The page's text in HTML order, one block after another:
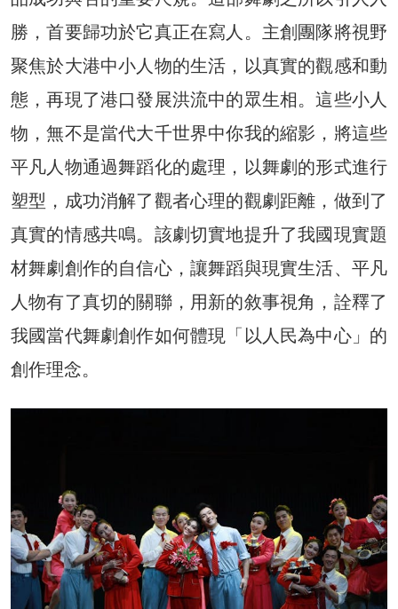
勝，首要歸功於它真正在寫人。主創團隊將視野
聚焦於大港中小人物的生活，以真實的觀感和動
態，再現了港口發展洪流中的眾生相。這些小人
物，無不是當代大千世界中你我的縮影，將這些
平凡人物通過舞蹈化的處理，以舞劇的形式進行
塑型，成功消解了觀者心理的觀劇距離，做到了
真實的情感共鳴。該劇切實地提升了我國現實題
材舞劇創作的自信心，讓舞蹈與現實生活、平凡
人物有了真切的關聯，用新的敘事視角，詮釋了
我國當代舞劇創作如何體現「以人民為中心」的
創作理念。